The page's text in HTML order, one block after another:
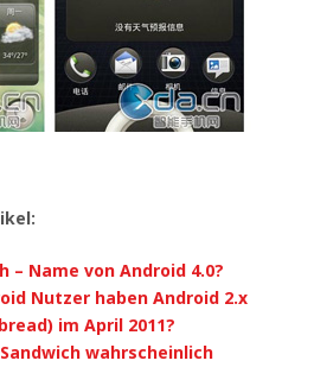
– Name von Android 4.0?
Nutzer haben Android 2.x
im April 2011?
wahrscheinlich